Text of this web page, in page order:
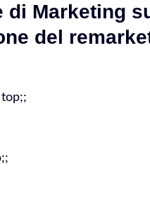
di Marketing
del